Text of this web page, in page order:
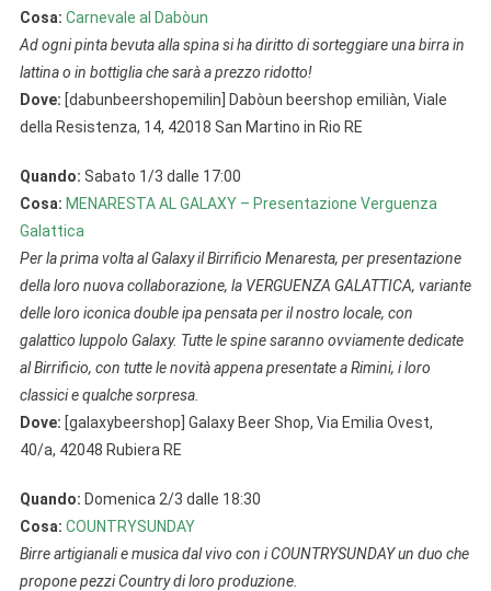
Cosa: Carnevale al Dabòun
Ad ogni pinta bevuta alla spina si ha diritto di sorteggiare una birra in
lattina o in bottiglia che sarà a prezzo ridotto!
Dove: [dabunbeershopemilin] Dabòun beershop emiliàn, Viale
della Resistenza, 14, 42018 San Martino in Rio RE
Quando: Sabato 1/3 dalle 17:00
Cosa: MENARESTA AL GALAXY – Presentazione Verguenza
Galattica
Per la prima volta al Galaxy il Birrificio Menaresta, per presentazione
della loro nuova collaborazione, la VERGUENZA GALATTICA, variante
delle loro iconica double ipa pensata per il nostro locale, con
galattico luppolo Galaxy. Tutte le spine saranno ovviamente dedicate
al Birrificio, con tutte le novità appena presentate a Rimini, i loro
classici e qualche sorpresa.
Dove: [galaxybeershop] Galaxy Beer Shop, Via Emilia Ovest,
40/a, 42048 Rubiera RE
Quando: Domenica 2/3 dalle 18:30
Cosa: COUNTRYSUNDAY
Birre artigianali e musica dal vivo con i COUNTRYSUNDAY un duo che
propone pezzi Country di loro produzione.